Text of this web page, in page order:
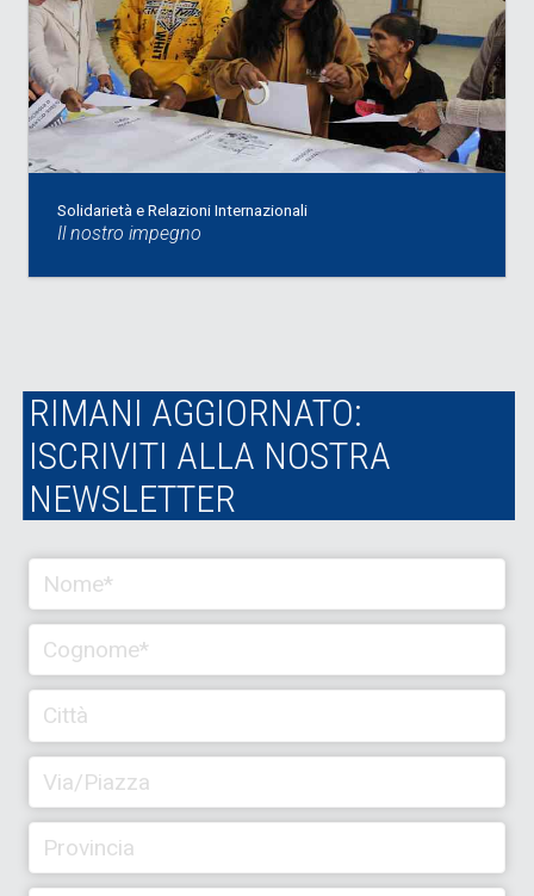
Solidarietà e Relazioni Internazionali
Il nostro impegno
RIMANI AGGIORNATO:
ISCRIVITI ALLA NOSTRA
NEWSLETTER